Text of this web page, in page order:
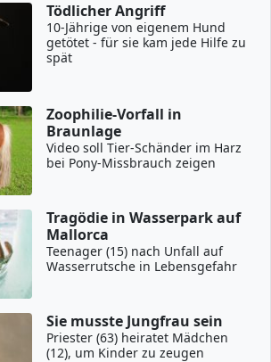
Tödlicher Angriff
10-Jährige von eigenem Hund
getötet - für sie kam jede Hilfe zu
spät
Zoophilie-Vorfall in
Braunlage
Video soll Tier-Schänder im Harz
bei Pony-Missbrauch zeigen
Tragödie in Wasserpark auf
Mallorca
Teenager (15) nach Unfall auf
Wasserrutsche in Lebensgefahr
Sie musste Jungfrau sein
Priester (63) heiratet Mädchen
(12), um Kinder zu zeugen